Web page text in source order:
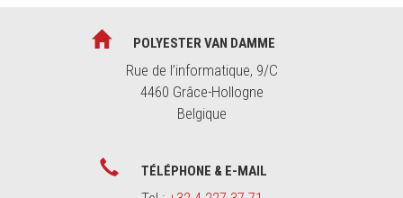
POLYESTER VAN DAMME
Rue de l’informatique, 9/C
4460 Grâce-Hollogne
Belgique
TÉLÉPHONE & E-MAIL